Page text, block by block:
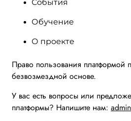
События
Обучение
О проекте
Право пользования платформой
безвозмездной основе.
У вас есть вопросы или
платформы? Напишите нам: